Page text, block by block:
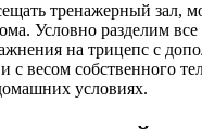
тренажерный зал,
Условно разделим
на трицепс с
с весом собственного
условиях.